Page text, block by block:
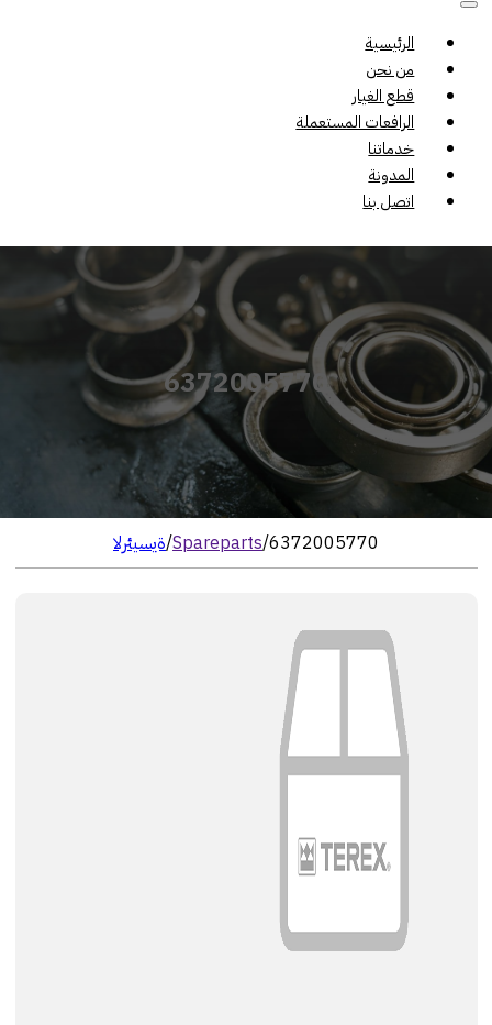
الرئيسية
من نحن
قطع الغيار
الرافعات المستعملة
خدماتنا
المدونة
اتصل بنا
6372005770
الرئيسية/Spareparts/6372005770